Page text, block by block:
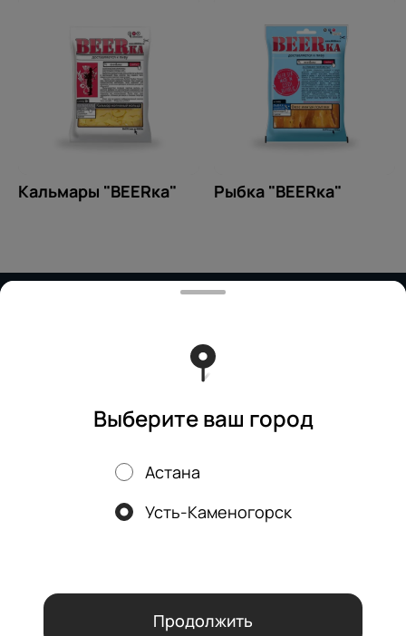
аналитических сервисов согласно нашейполитике
конфиденциальности
ОК
Кальмары "BEERка" Рыбка "BEERка"
Политика конфиденциальности
Акции, скидки, кэшбэк − в нашем приложении!
Выберите ваш город
Астана
Усть-Каменогорск